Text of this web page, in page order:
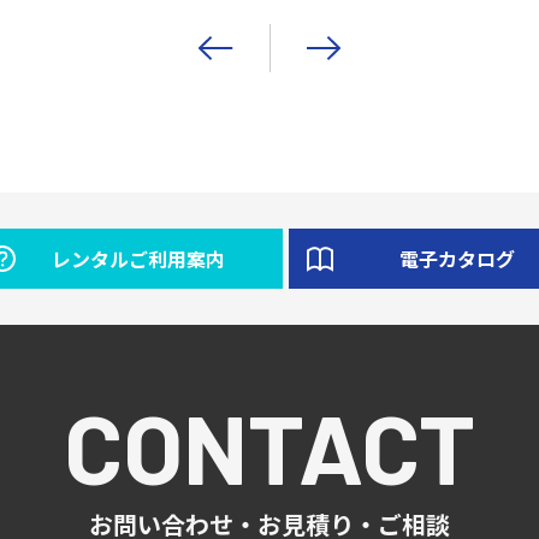
レンタルご利用案内 電子カタログ
CONTACT
お問い合わせ・お見積り・ご相談